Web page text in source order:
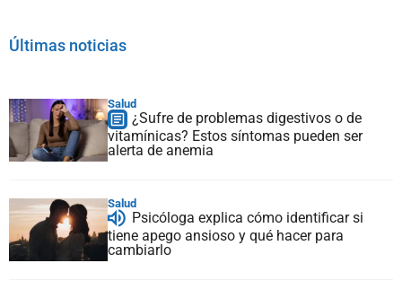
Últimas noticias
Salud
¿Sufre de problemas digestivos o de
vitamínicas? Estos síntomas pueden ser
alerta de anemia
Salud
Psicóloga explica cómo identificar si
tiene apego ansioso y qué hacer para
cambiarlo